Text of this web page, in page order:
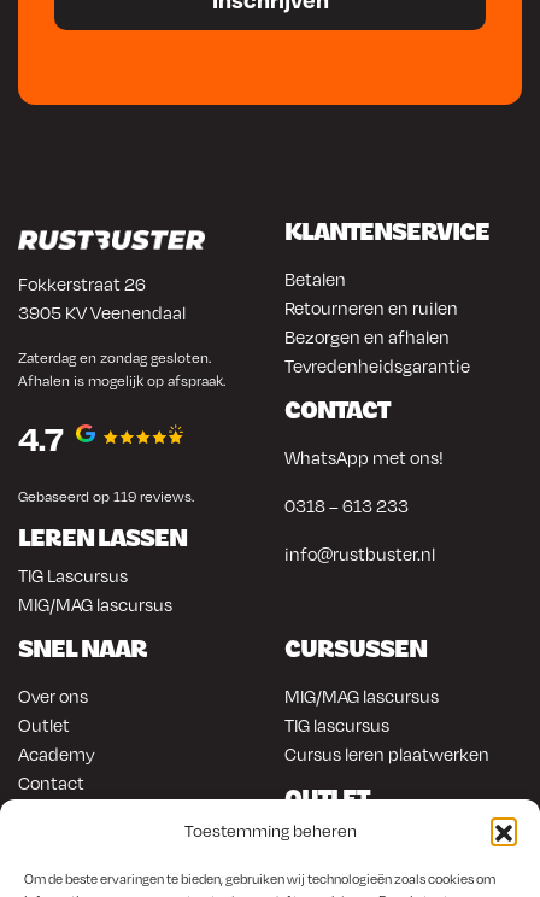
Toestemming beheren
Om de beste ervaringen te bieden, gebruiken wij technologieën zoals cookies om
Fokkerstraat 26
3905 KV Veenendaal
Zaterdag en zondag gesloten.
Afhalen is mogelijk op afspraak.
4.7
Gebaseerd op 119 reviews.
LEREN LASSEN
TIG Lascursus
MIG/MAG lascursus
KLANTENSERVICE
Betalen
Retourneren en ruilen
Bezorgen en afhalen
Tevredenheidsgarantie
CONTACT
WhatsApp met ons!
0318 – 613 233
info@rustbuster.nl
SNEL NAAR
Over ons
Outlet
Academy
Contact
ONLINE KOPEN
Lasapparatuur
CURSUSSEN
MIG/MAG lascursus
TIG lascursus
Cursus leren plaatwerken
OUTLET
Gereedschap
Om en in de auto werken